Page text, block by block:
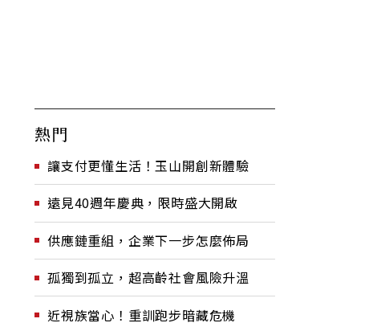
熱門
讓支付更懂生活！玉山開創新體驗
遠見40週年慶典，限時盛大開啟
供應鏈重組，企業下一步怎麼佈局
孤獨到孤立，超高齡社會風險升溫
近視族當心！重訓跑步暗藏危機